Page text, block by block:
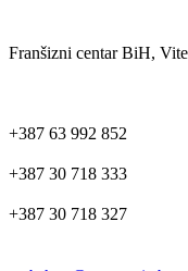
Franšizni centar BiH,
+387 63 992 852
+387 30 718 333
+387 30 718 327